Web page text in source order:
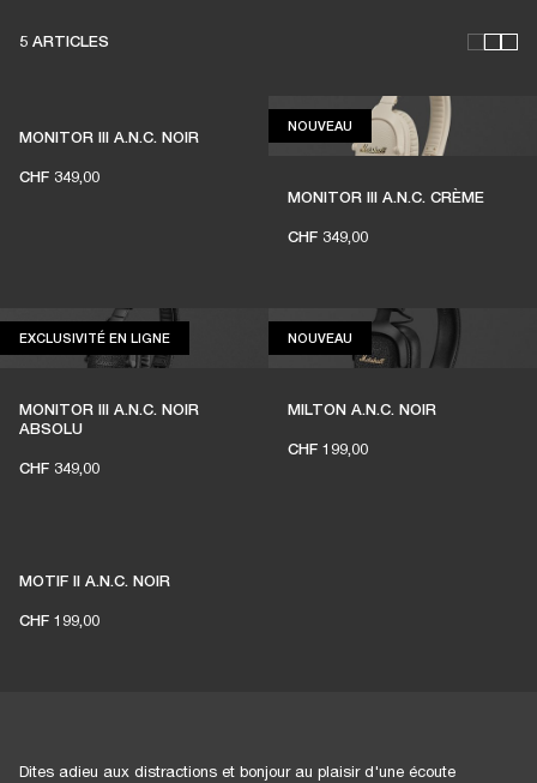
5 ARTICLES
MONITOR III A.N.C. NOIR
CHF 349,00
NOUVEAU NOUVEAU
MONITOR III A.N.C. CRÈME
CHF 349,00
DES ÉCOUTEURS POUR QUE
VIVE LA MUSIQUE LIVE
est reversé aux salles de concert
indépendantes
REJOIGNEZ AMPLIFY
EXCLUSIVITÉ EN LIGNEEXCLUSIVITÉ EN LIGNE
MONITOR III A.N.C. NOIR
ABSOLU
CHF 349,00
NOUVEAU NOUVEAU
MILTON A.N.C. NOIR
CHF 199,00
MOTIF II A.N.C. NOIR
CHF 199,00
Dites adieu aux distractions et bonjour au plaisir d'une écoute